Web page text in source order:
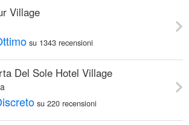
Village
su 1343 recensioni
Del Sole Hotel Village
su 220 recensioni